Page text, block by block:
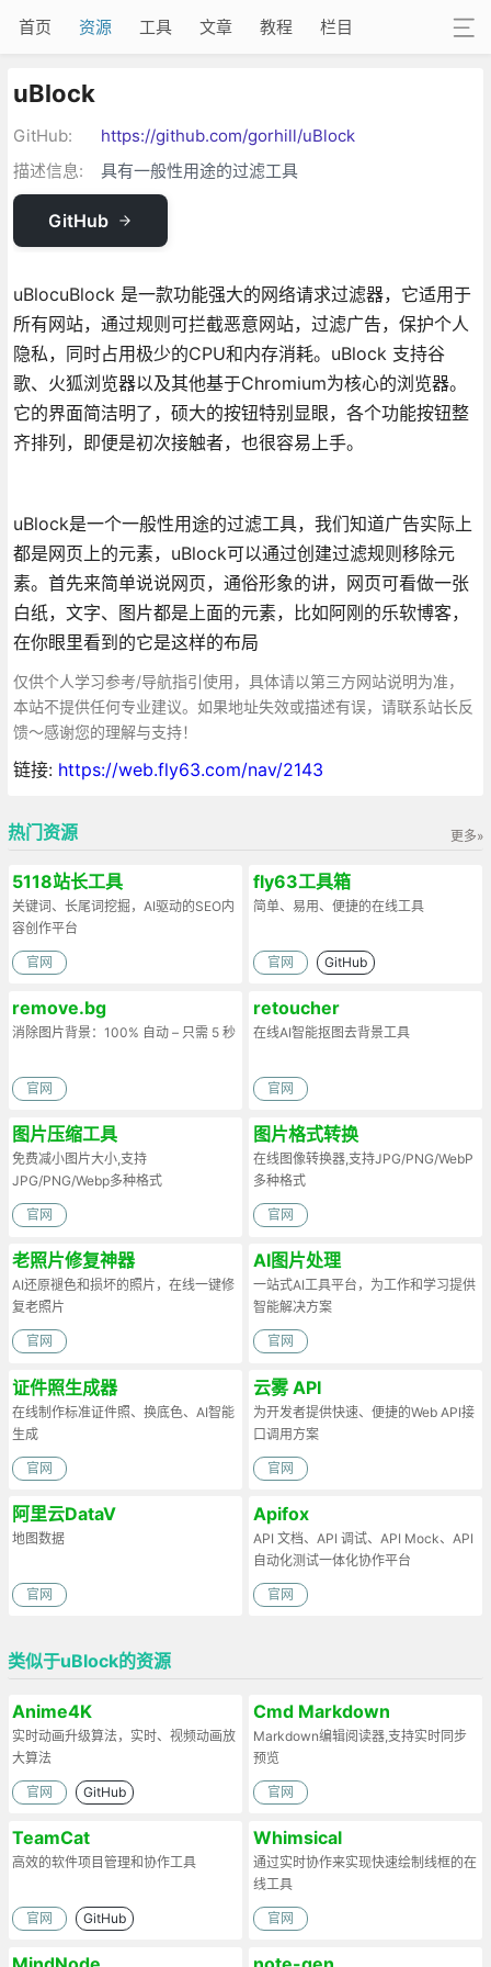
首页 资源 工具 文章 教程 栏目
uBlock
GitHub:
https://github.com/gorhill/uBlock
描述信息:
具有一般性用途的过滤工具
GitHub
uBlocuBlock 是一款功能强大的网络请求过滤器，它适用于
所有网站，通过规则可拦截恶意网站，过滤广告，保护个人
隐私，同时占用极少的CPU和内存消耗。uBlock 支持谷
歌、火狐浏览器以及其他基于Chromium为核心的浏览器。
它的界面简洁明了，硕大的按钮特别显眼，各个功能按钮整
齐排列，即便是初次接触者，也很容易上手。
uBlock是一个一般性用途的过滤工具，我们知道广告实际上
都是网页上的元素，uBlock可以通过创建过滤规则移除元
素。首先来简单说说网页，通俗形象的讲，网页可看做一张
白纸，文字、图片都是上面的元素，比如阿刚的乐软博客，
在你眼里看到的它是这样的布局
仅供个人学习参考/导航指引使用，具体请以第三方网站说明为准，
本站不提供任何专业建议。如果地址失效或描述有误，请联系站长反
馈～感谢您的理解与支持！
链接: https://web.fly63.com/nav/2143
更多»
热门资源
5118站长工具
关键词、长尾词挖掘，AI驱动的SEO内
容创作平台
官网
fly63工具箱
简单、易用、便捷的在线工具
官网 GitHub
remove.bg
消除图片背景：100% 自动 – 只需 5 秒
官网
retoucher
在线AI智能抠图去背景工具
官网
图片压缩工具
免费减小图片大小,支持
JPG/PNG/Webp多种格式
官网
图片格式转换
在线图像转换器,支持JPG/PNG/WebP
多种格式
官网
老照片修复神器
AI还原褪色和损坏的照片，在线一键修
复老照片
官网
AI图片处理
一站式AI工具平台，为工作和学习提供
智能解决方案
官网
证件照生成器
在线制作标准证件照、换底色、AI智能
生成
官网
云雾 API
为开发者提供快速、便捷的Web API接
口调用方案
官网
阿里云DataV
地图数据
官网
Apifox
API 文档、API 调试、API Mock、API
自动化测试一体化协作平台
官网
类似于uBlock的资源
Anime4K
实时动画升级算法，实时、视频动画放
大算法
官网 GitHub
Cmd Markdown
Markdown编辑阅读器,支持实时同步
预览
官网
TeamCat
高效的软件项目管理和协作工具
官网 GitHub
Whimsical
通过实时协作来实现快速绘制线框的在
线工具
官网